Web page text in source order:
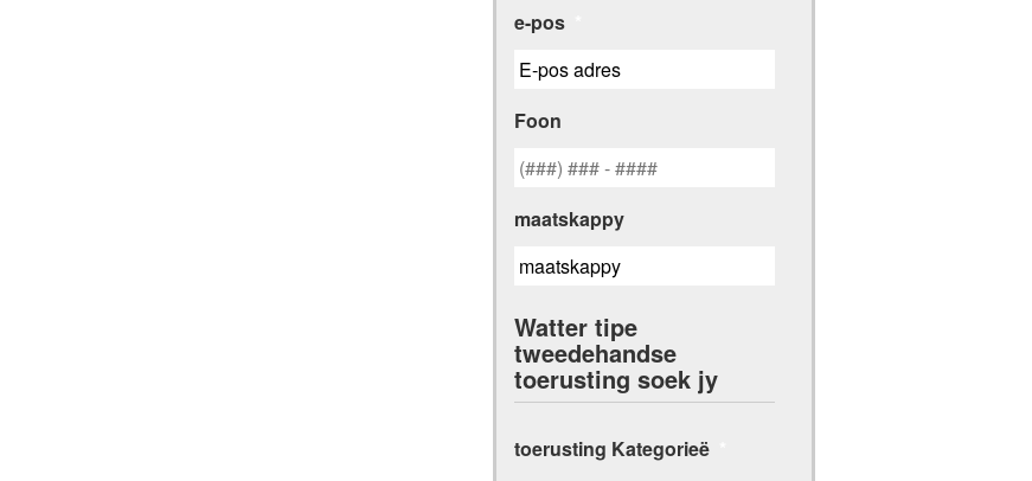
e-pos
Foon
maatskappy
Watter tipe
tweedehandse
toerusting soek jy
toerusting Kategorieë